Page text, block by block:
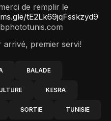
de remplir le
tE2Lk69jqFsskzyd9
arrivé, premier servi!
BALADE
KESRA
SORTIE TUNISIE